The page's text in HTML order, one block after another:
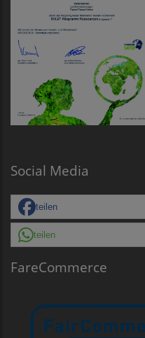
Social Media
teilen
teilen
FareCommerce